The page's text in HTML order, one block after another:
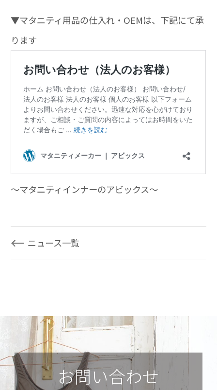
▼マタニティ用品の仕入れ・OEMは、下記にて承
ります
～マタニティインナーのアビックス～
ニュース一覧
お問い合わせ